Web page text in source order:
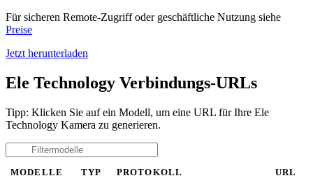
Für sicheren Remote-Zugriff oder geschäftliche Nutzung siehe
Preise
Jetzt herunterladen
Ele Technology Verbindungs-URLs
Tipp: Klicken Sie auf ein Modell, um eine URL für Ihre Ele
Technology Kamera zu generieren.
MODELLE TYP PROTOKOLL URL